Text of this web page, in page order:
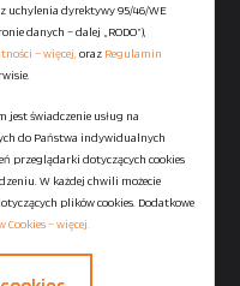
uchylenia dyrektywy 95/46/WE
danych – dalej „RODO”),
– więcej, oraz Regulamin
jest świadczenie usług na
do Państwa indywidualnych
przeglądarki dotyczących cookies
W każdej chwili możecie
plików cookies. Dodatkowe
– więcej.